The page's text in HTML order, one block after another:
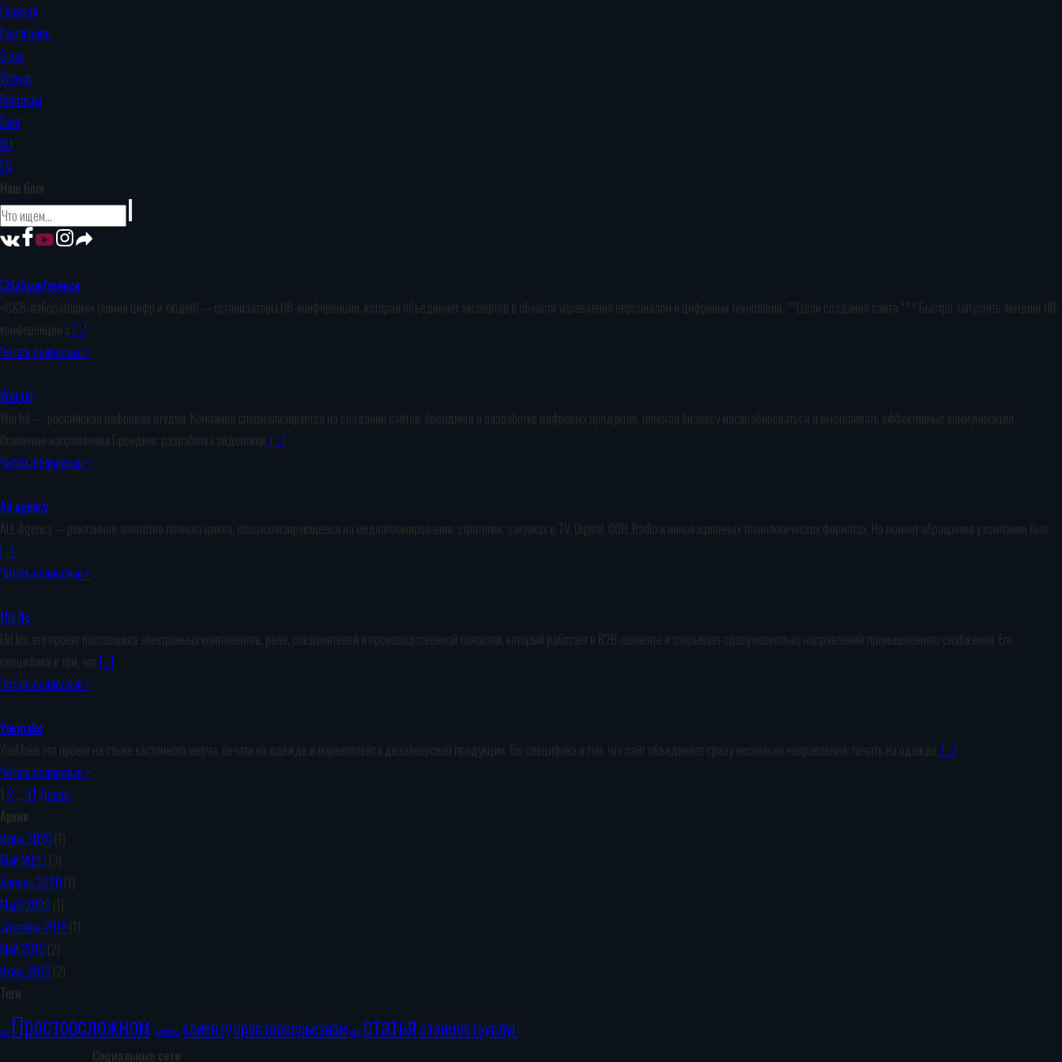
Главная
Портфолио
О нас
Услуги
Контакты
Блог
RU
EN
Наш блог
Cblabconference
«C&B-лаборатория» (химия цифр и людей) — организаторы HR-конференции, которая объединяет экспертов в области управления персоналом и цифровых технологий. **Цели создания сайта:** * Быстро запустить лендинг HR-
конференции с[…]
Читать полностью >
Wortel
Wortel — российская цифровая студия. Компания специализируется на создании сайтов, брендинге и разработке цифровых продуктов, помогая бизнесу масштабироваться и выстраивать эффективные коммуникации.
Основные направления Брендинг: разработка айдентики,[…]
Читать полностью >
All.agency
ALL Agency — рекламное агентство полного цикла, специализирующееся на медиапланировании, стратегии, закупках в TV, Digital, OOH, Radio и инновационных технологических форматах. На момент обращения у компании был
[…]
Читать полностью >
Elit.llc
Elit.lcc это проект поставщика электронных компонентов, реле, соединителей и производственной оснастки, который работает в B2B-сегменте и закрывает сразу несколько направлений промышленного снабжения. Его
специфика в том, что[…]
Читать полностью >
Youmake
YouMake это проект на стыке кастомного мерча, печати на одежде и маркетплейса дизайнерской продукции. Его специфика в том, что сайт объединяет сразу несколько направлений: печать на одежде,[…]
Читать полностью >
1 2 …41 Далее
Архив
Июнь 2020 (1)
Май 2020 (3)
Апрель 2020 (1)
Март 2020 (1)
Декабрь 2019 (1)
Май 2019 (2)
Июнь 2018 (2)
Теги
seo Простоосложном доработка клиентупростоосерьезном сайт статьястоимостьуслуг
Социальные сети